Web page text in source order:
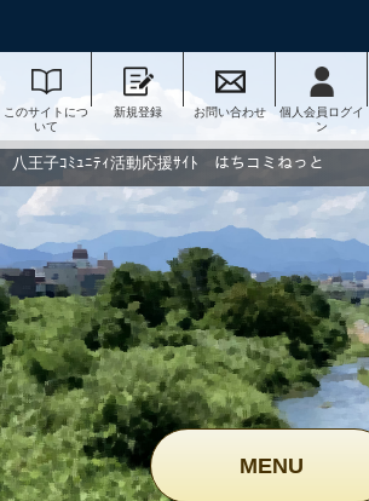
このサイトにつ
いて
新規登録 お問い合わせ
個人会員ログイ
ン
八王子ｺﾐｭﾆﾃｨ活動応援ｻｲﾄ はちコミねっと
MENU